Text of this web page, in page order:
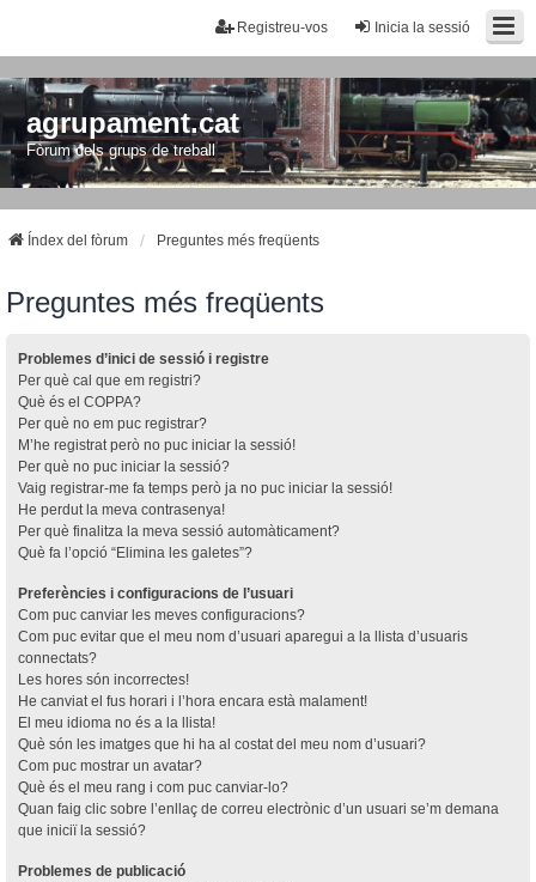
Inicia la sessió
Registreu-vos
agrupament.cat
Fòrum dels grups de treball
Índex del fòrum Preguntes més freqüents
Preguntes més freqüents
Problemes d’inici de sessió i registre
Per què cal que em registri?
Què és el COPPA?
Per què no em puc registrar?
M’he registrat però no puc iniciar la sessió!
Per què no puc iniciar la sessió?
Vaig registrar-me fa temps però ja no puc iniciar la sessió!
He perdut la meva contrasenya!
Per què finalitza la meva sessió automàticament?
Què fa l’opció “Elimina les galetes”?
Preferències i configuracions de l’usuari
Com puc canviar les meves configuracions?
Com puc evitar que el meu nom d’usuari aparegui a la llista d’usuaris
connectats?
Les hores són incorrectes!
He canviat el fus horari i l’hora encara està malament!
El meu idioma no és a la llista!
Què són les imatges que hi ha al costat del meu nom d’usuari?
Com puc mostrar un avatar?
Què és el meu rang i com puc canviar-lo?
Quan faig clic sobre l’enllaç de correu electrònic d’un usuari se’m demana
que iniciï la sessió?
Problemes de publicació